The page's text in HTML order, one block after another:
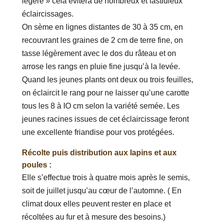
éclaircissages.
On sème en lignes distantes de 30 à 35 cm, en
recouvrant les graines de 2 cm de terre fine, on
tasse légèrement avec le dos du râteau et on
arrose les rangs en pluie fine jusqu’à la levée.
Quand les jeunes plants ont deux ou trois feuilles,
on éclaircit le rang pour ne laisser qu’une carotte
tous les 8 à IO cm selon la variété semée. Les
jeunes racines issues de cet éclaircissage feront
une excellente friandise pour vos protégées.
Récolte puis distribution aux lapins et aux
poules :
Elle s’effectue trois à quatre mois après le semis,
soit de juillet jusqu’au cœur de l’automne. ( En
climat doux elles peuvent rester en place et
récoltées au fur et à mesure des besoins.)